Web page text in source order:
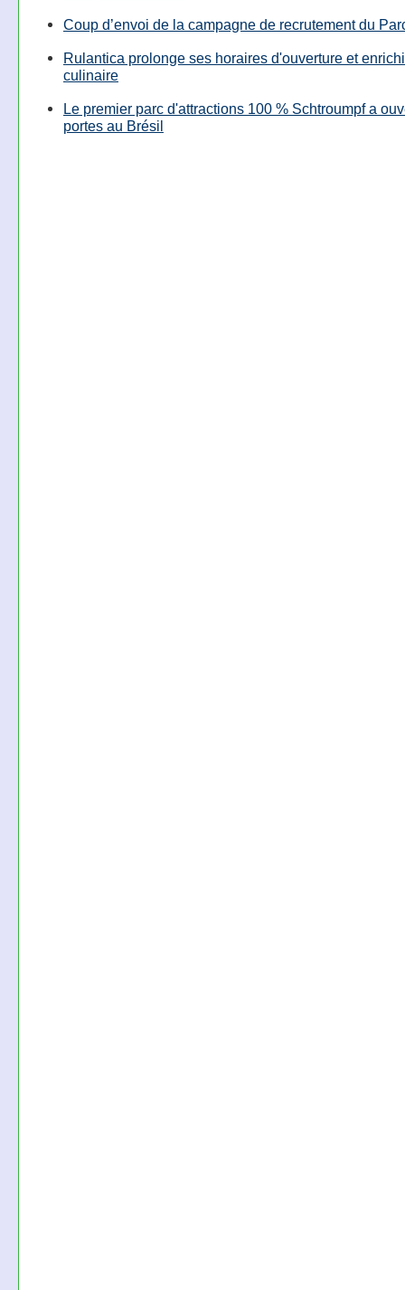
Coup d’envoi de la campagne de recrutement du
Rulantica prolonge ses horaires d'ouverture et
culinaire
Le premier parc d'attractions 100 % Schtroumpf a
portes au Brésil